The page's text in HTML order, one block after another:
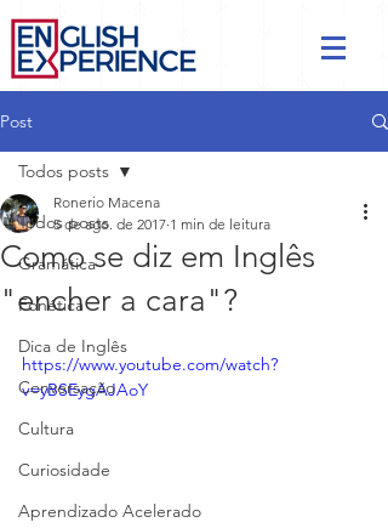
Post
Todos posts
Gramática
Fonética
Dica de Inglês
Conversação
Cultura
Curiosidade
Aprendizado Acelerado
Todos posts
Como se diz em Inglês
"encher a cara"?
Ronerio Macena
5 de ago. de 2017 1 min de leitura
https://www.youtube.com/watch?
v=yBSEygAJAoY